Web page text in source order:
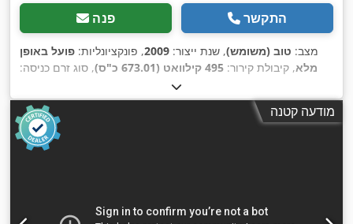
פנה התקשר
מצב: טוב (משומש), שנת ייצור: 2009, פונקציונליות: פועל באופן
מלא, קיבולת קירור: 495 קילוואט (673.01 כ"ס)
, סוג זרם כניסה:
, משקל כולל:
400 V
, רוחב כולל:2,450 מ"מ , אורך כולל:5,050 מ"מ
, גובה כולל:
, זרם כניסה: , תדירות כניסה:
מדחס, מקפיא
מודעה קטנה